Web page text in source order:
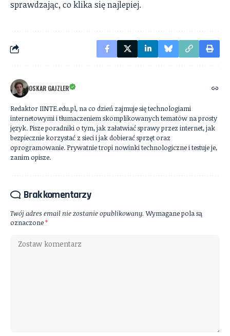
sprawdzając, co klika się najlepiej.
OSKAR GAJZLER
Redaktor IINTE.edu.pl, na co dzień zajmuje się technologiami
internetowymi i tłumaczeniem skomplikowanych tematów na prosty
język. Pisze poradniki o tym, jak załatwiać sprawy przez internet, jak
bezpiecznie korzystać z sieci i jak dobierać sprzęt oraz
oprogramowanie. Prywatnie tropi nowinki technologiczne i testuje je,
zanim opisze.
Brak komentarzy
Twój adres email nie zostanie opublikowany. Wymagane pola są
oznaczone*